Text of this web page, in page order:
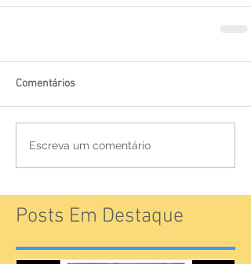
Comentários
Escreva um comentário
Posts Em Destaque